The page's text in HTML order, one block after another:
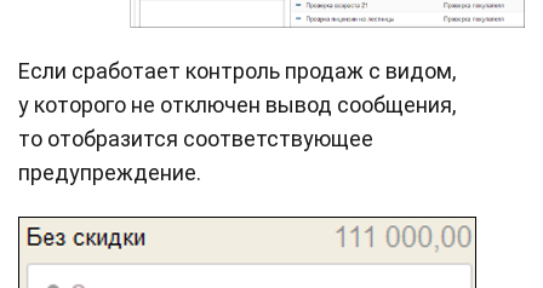
Если сработает контроль продаж с видом,
у которого не отключен вывод сообщения,
то отобразится соответствующее
предупреждение.